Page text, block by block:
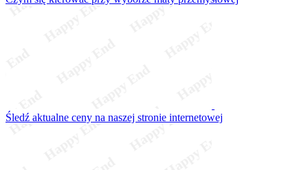
Śledź aktualne ceny na naszej stronie internetowej